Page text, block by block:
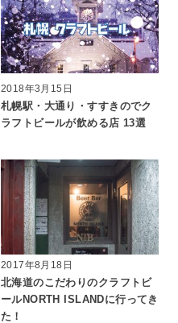
2018年3月15日
札幌駅・大通り・すすきのでク
ラフトビールが飲める店 13選
2017年8月18日
北海道のこだわりのクラフトビ
ールNORTH ISLANDに行ってき
た！